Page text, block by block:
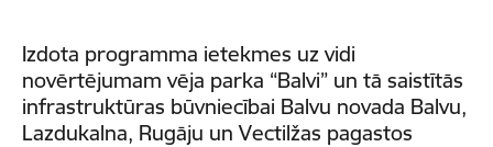
Izdota programma ietekmes uz vidi
novērtējumam vēja parka “Balvi” un tā saistītās
infrastruktūras būvniecībai Balvu novada Balvu,
Lazdukalna, Rugāju un Vectilžas pagastos